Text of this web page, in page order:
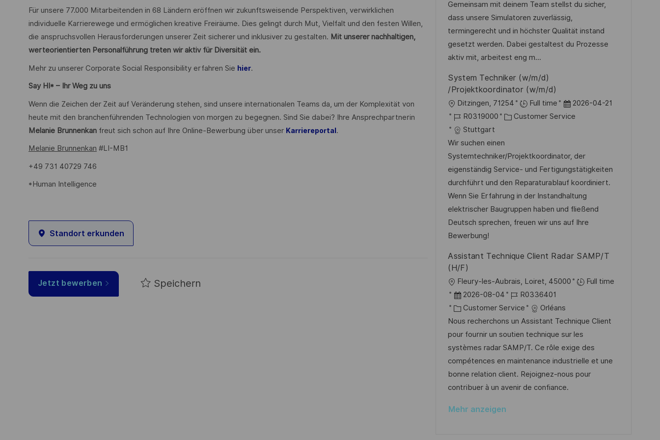
Für unsere 77.000 Mitarbeitenden in 68 Ländern eröffnen wir zukunftsweisende Perspektiven, verwirklichen
individuelle Karrierewege und ermöglichen kreative Freiräume. Dies gelingt durch Mut, Vielfalt und den festen Willen,
die anspruchsvollen Herausforderungen unserer Zeit sicherer und inklusiver zu gestalten. Mit unserer nachhaltigen,
werteorientierten Personalführung treten wir aktiv für Diversität ein.
Mehr zu unserer Corporate Social Responsibility erfahren Sie hier.
Say HI* – Ihr Weg zu uns
Wenn die Zeichen der Zeit auf Veränderung stehen, sind unsere internationalen Teams da, um der Komplexität von
heute mit den branchenführenden Technologien von morgen zu begegnen. Sind Sie dabei? Ihre Ansprechpartnerin
Melanie Brunnenkan freut sich schon auf Ihre Online-Bewerbung über unser Karriereportal .
Melanie Brunnenkan #LI-MB1
+49 731 40729 746
*Human Intelligence
Standort erkunden
Jetzt bewerben Speichern
e
n
t
l
u
n
t
t
u
m
d
V
u
g
o
b
-
I
D
a
t
e
g
o
i
Gemeinsam mit deinem Team stellst du sicher,
dass unsere Simulatoren zuverlässig,
termingerecht und in höchster Qualität instand
gesetzt werden. Dabei gestaltest du Prozesse
aktiv mit, arbeitest eng m...
System Techniker (w/m/d)
/Projektkoordinator (w/m/d)
O
r
t
Ditzingen, 71254 Full time
D
a
m
d
e
r
V
e
f
2026-04-21
J
o
b
-
I
D
R0319000
K
t
e
g
o
r
i
e
Customer Service
Stuttgart
Wir suchen einen
Systemtechniker/Projektkoordinator, der
eigenständig Service- und Fertigungstätigkeiten
durchführt und den Reparaturablauf koordiniert.
Wenn Sie Erfahrung in der Instandhaltung
elektrischer Baugruppen haben und fließend
Deutsch sprechen, freuen wir uns auf Ihre
Bewerbung!
Assistant Technique Client Radar SAMP/T
(H/F)
O
r
t
Fleury-les-Aubrais, Loiret, 45000
Full time
D
a
t
u
m
d
e
r
e
2026-08-04
J
o
b
-
I
D
R0336401
K
a
t
e
g
o
r
e
Customer Service
Orléans
Nous recherchons un Assistant Technique Client
pour fournir un soutien technique sur les
systèmes radar SAMP/T. Ce rôle exige des
compétences en maintenance industrielle et une
bonne relation client. Rejoignez-nous pour
contribuer à un avenir de confiance.
Mehr anzeigen